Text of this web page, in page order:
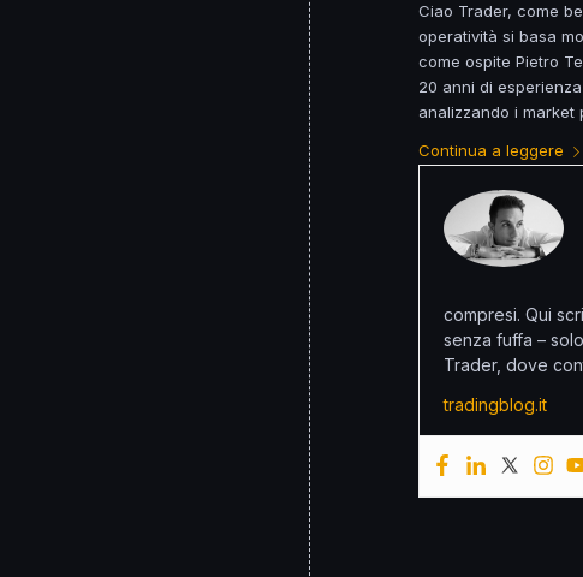
Ciao Trader, come
operatività si basa
come ospite Pietro
20 anni di
analizzando i
Continua a leggere
compresi. Qui
senza fuffa –
Trader, dove
tradingblog.it